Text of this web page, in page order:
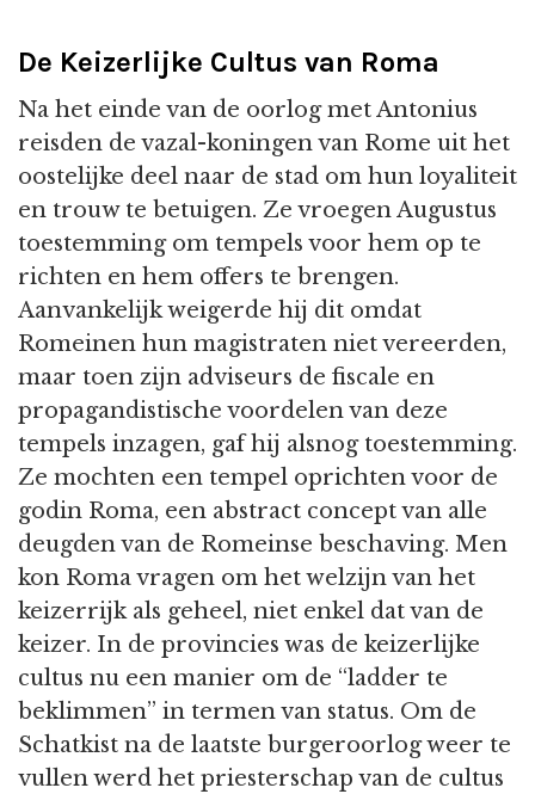
De Keizerlijke Cultus van Roma
Na het einde van de oorlog met Antonius
reisden de vazal-koningen van Rome uit het
oostelijke deel naar de stad om hun loyaliteit
en trouw te betuigen. Ze vroegen Augustus
toestemming om tempels voor hem op te
richten en hem offers te brengen.
Aanvankelijk weigerde hij dit omdat
Romeinen hun magistraten niet vereerden,
maar toen zijn adviseurs de fiscale en
propagandistische voordelen van deze
tempels inzagen, gaf hij alsnog toestemming.
Ze mochten een tempel oprichten voor de
godin Roma, een abstract concept van alle
deugden van de Romeinse beschaving. Men
kon Roma vragen om het welzijn van het
keizerrijk als geheel, niet enkel dat van de
keizer. In de provincies was de keizerlijke
cultus nu een manier om de “ladder te
beklimmen” in termen van status. Om de
Schatkist na de laatste burgeroorlog weer te
vullen werd het priesterschap van de cultus